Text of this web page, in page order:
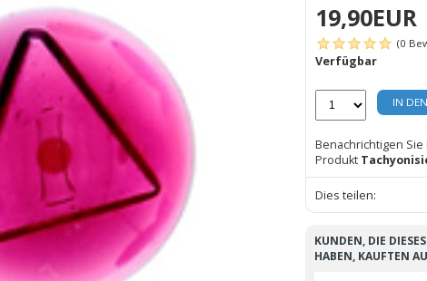
19,90EUR
(0
Verfügbar
IN
Benachrichtigen
Produkt
Dies teilen:
KUNDEN, DIE
HABEN, KAUFTEN